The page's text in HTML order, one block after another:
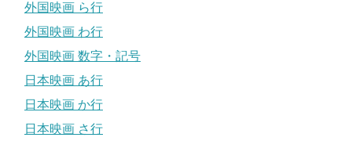
外国映画 ら行
外国映画 わ行
外国映画 数字・記号
日本映画 あ行
日本映画 か行
日本映画 さ行